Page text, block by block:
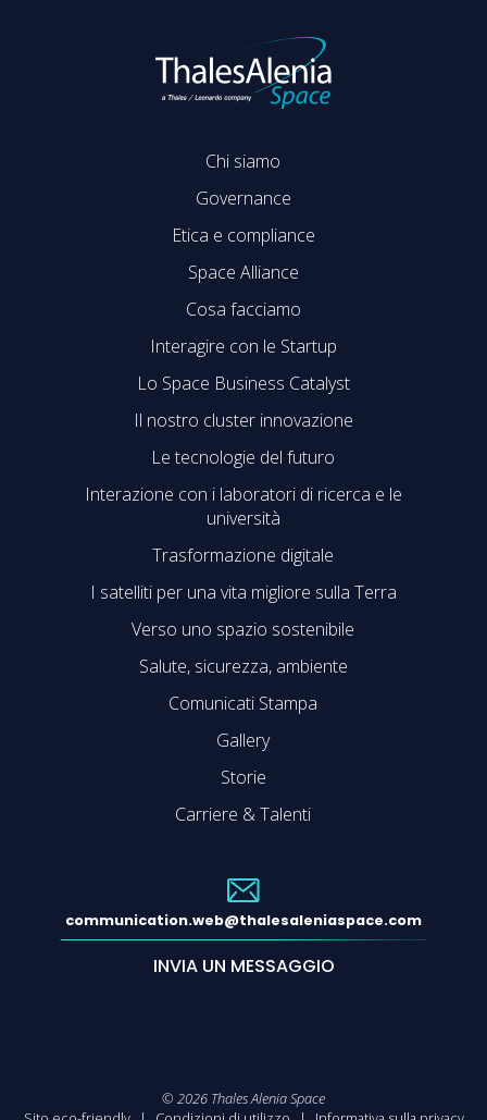
Chi siamo
Governance
Etica e compliance
Space Alliance
Cosa facciamo
Interagire con le Startup
Lo Space Business Catalyst
Il nostro cluster innovazione
Le tecnologie del futuro
Interazione con i laboratori di ricerca e le
università
Trasformazione digitale
I satelliti per una vita migliore sulla Terra
Verso uno spazio sostenibile
Salute, sicurezza, ambiente
Comunicati Stampa
Gallery
Storie
Carriere & Talenti
communication.web@thalesaleniaspace.com
INVIA UN MESSAGGIO
© 2026 Thales Alenia Space